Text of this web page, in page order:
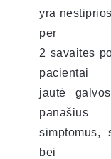
yra
per
2 savaites
pacientai
jautė
panašius
simptomus,
bei